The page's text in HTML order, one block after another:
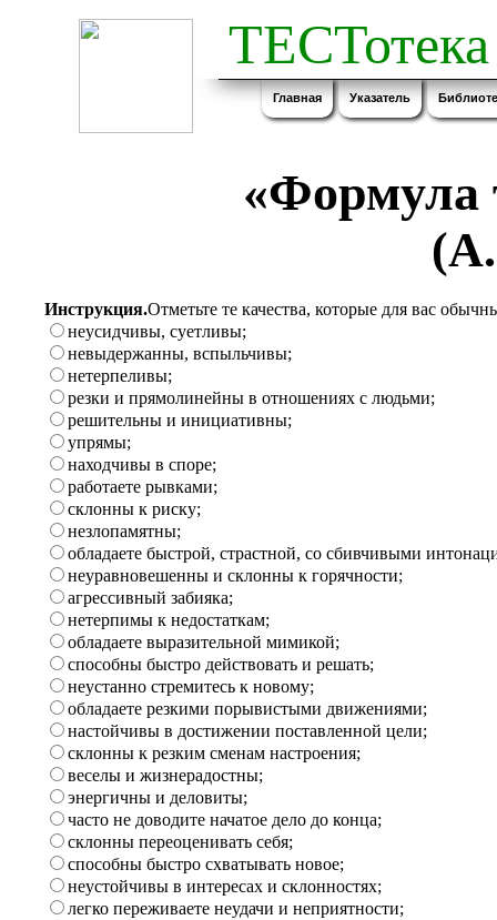
ТЕСТотека
Главная Указатель
«Формула
Инструкция.Отметьте те качества, которые для вас
неусидчивы, суетливы;
невыдержанны, вспыльчивы;
нетерпеливы;
резки и прямолинейны в отношениях с людьми;
решительны и инициативны;
упрямы;
находчивы в споре;
работаете рывками;
склонны к риску;
незлопамятны;
обладаете быстрой, страстной, со сбивчивыми
неуравновешенны и склонны к горячности;
агрессивный забияка;
нетерпимы к недостаткам;
обладаете выразительной мимикой;
способны быстро действовать и решать;
неустанно стремитесь к новому;
обладаете резкими порывистыми движениями;
настойчивы в достижении поставленной цели;
склонны к резким сменам настроения;
веселы и жизнерадостны;
энергичны и деловиты;
часто не доводите начатое дело до конца;
склонны переоценивать себя;
способны быстро схватывать новое;
неустойчивы в интересах и склонностях;
легко переживаете неудачи и неприятности;